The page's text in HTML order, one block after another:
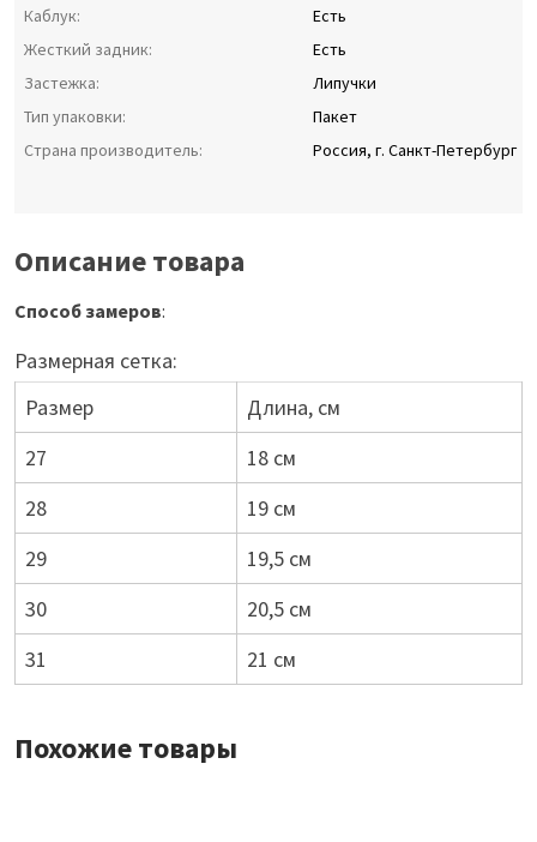
Каблук:
Есть
Жесткий задник:
Есть
Застежка:
Липучки
Тип упаковки:
Пакет
Страна производитель:
Россия, г. Санкт-Петербург
Описание товара
Способ замеров:
Размерная сетка:
Размер
Длина, см
27
18 см
28
19 см
29
19,5 см
30
20,5 см
31
21 см
Похожие товары